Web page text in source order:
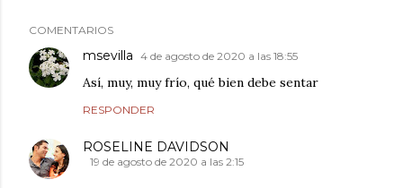
COMENTARIOS
msevilla 4 de agosto de 2020 a las 18:55
Así, muy, muy frío, qué bien debe sentar
RESPONDER
ROSELINE DAVIDSON
19 de agosto de 2020 a las 2:15